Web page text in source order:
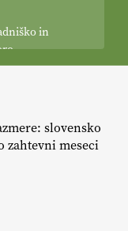
in
kmetija
kmetija
slovensko
zahtevni meseci